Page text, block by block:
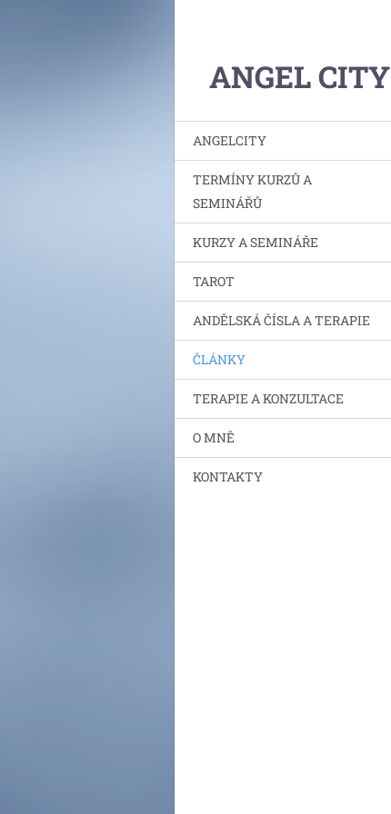
ANGEL CITY
ANGELCITY
TERMÍNY KURZŮ A
SEMINÁŘŮ
KURZY A SEMINÁŘE
TAROT
ANDĚLSKÁ ČÍSLA A TERAPIE
ČLÁNKY
TERAPIE A KONZULTACE
O MNĚ
KONTAKTY